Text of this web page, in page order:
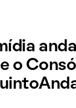
o